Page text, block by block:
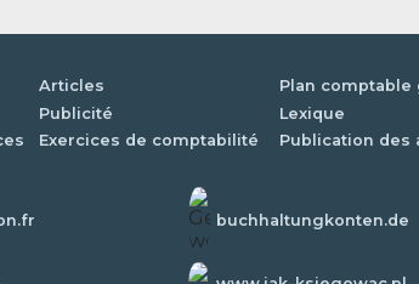
Articles
Plan comptable
Publicité
Lexique
Exercices de comptabilité Publication des
buchhaltungkonten.de